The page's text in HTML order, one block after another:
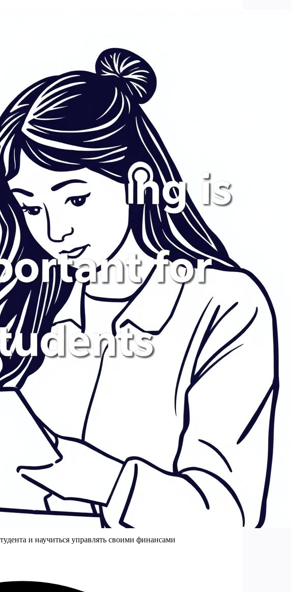
и научиться управлять своими финансами